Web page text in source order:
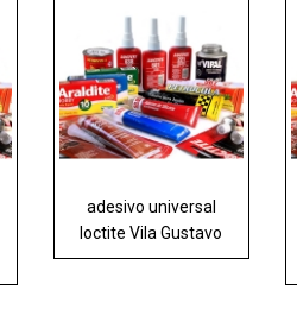
adesivo universal
loctite Vila Gustavo